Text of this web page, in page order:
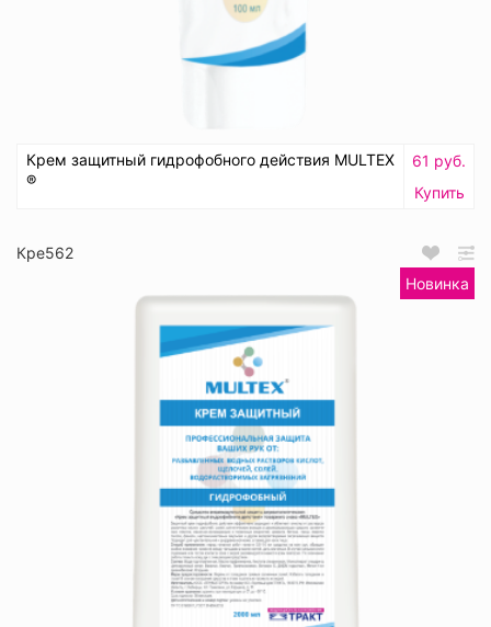
Крем защитный гидрофобного действия MULTEX
®
61 руб.
Купить
Кре562
Новинка